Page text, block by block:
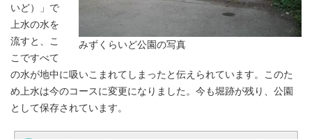
みずくらいど公園の写真
いど）」で
上水の水を
流すと、こ
こですべて
の水が地中に吸いこまれてしまったと伝えられています。このた
め上水は今のコースに変更になりました。今も堀跡が残り、公園
として保存されています。